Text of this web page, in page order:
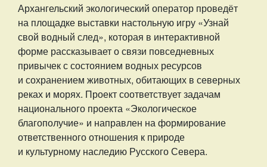
Архангельский экологический оператор проведёт
на площадке выставки настольную игру «Узнай
свой водный след», которая в интерактивной
форме рассказывает о связи повседневных
привычек с состоянием водных ресурсов
и сохранением животных, обитающих в северных
реках и морях. Проект соответствует задачам
национального проекта «Экологическое
благополучие» и направлен на формирование
ответственного отношения к природе
и культурному наследию Русского Севера.